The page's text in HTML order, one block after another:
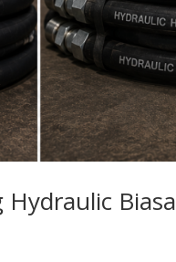
Hydraulic Biasa